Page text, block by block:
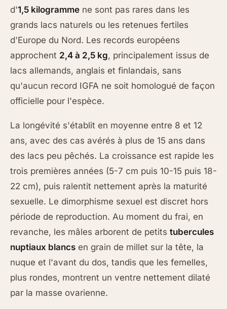
d'1,5 kilogramme ne sont pas rares dans les
grands lacs naturels ou les retenues fertiles
d'Europe du Nord. Les records européens
approchent 2,4 à 2,5 kg, principalement issus de
lacs allemands, anglais et finlandais, sans
qu'aucun record IGFA ne soit homologué de façon
officielle pour l'espèce.
La longévité s'établit en moyenne entre 8 et 12
ans, avec des cas avérés à plus de 15 ans dans
des lacs peu pêchés. La croissance est rapide les
trois premières années (5-7 cm puis 10-15 puis 18-
22 cm), puis ralentit nettement après la maturité
sexuelle. Le dimorphisme sexuel est discret hors
période de reproduction. Au moment du frai, en
revanche, les mâles arborent de petits tubercules
nuptiaux blancs en grain de millet sur la tête, la
nuque et l'avant du dos, tandis que les femelles,
plus rondes, montrent un ventre nettement dilaté
par la masse ovarienne.